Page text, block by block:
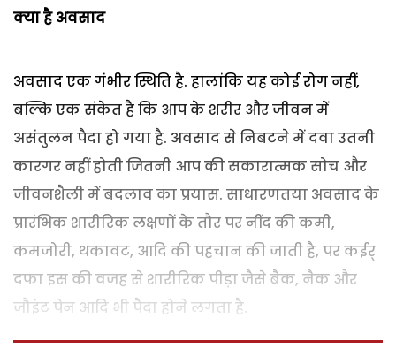
क्या है अवसाद
अवसाद एक गंभीर स्थिति है. हालांकि यह कोई रोग नहीं,
बल्कि एक संकेत है कि आप के शरीर और जीवन में
असंतुलन पैदा हो गया है. अवसाद से निबटने में दवा उतनी
कारगर नहीं होती जितनी आप की सकारात्मक सोच और
जीवनशैली में बदलाव का प्रयास. साधारणतया अवसाद के
प्रारंभिक शारीरिक लक्षणों के तौर पर नींद की कमी,
कमजोरी, थकावट, आदि की पहचान की जाती है, पर कईर्
दफा इस की वजह से शारीरिक पीड़ा जैसे बैक, नैक और
जौइंट पेन आदि भी पैदा होने लगता है.